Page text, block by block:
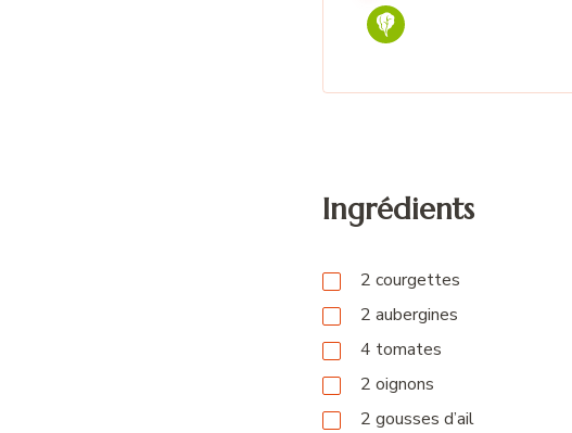
Ingrédients
2 courgettes
2 aubergines
4 tomates
2 oignons
2 gousses d’ail